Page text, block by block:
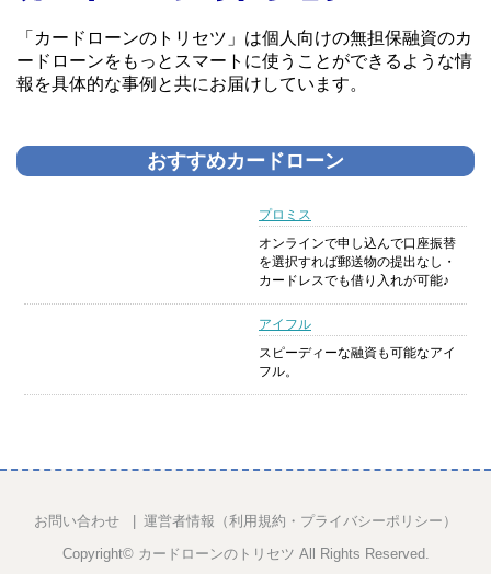
「カードローンのトリセツ」は個人向けの無担保融資のカ
ードローンをもっとスマートに使うことができるような情
報を具体的な事例と共にお届けしています。
おすすめカードローン
プロミス
オンラインで申し込んで口座振替
を選択すれば郵送物の提出なし・
カードレスでも借り入れが可能♪
アイフル
スピーディーな融資も可能なアイ
フル。
お問い合わせ
運営者情報（利用規約・プライバシーポリシー）
Copyright© カードローンのトリセツ All Rights Reserved.